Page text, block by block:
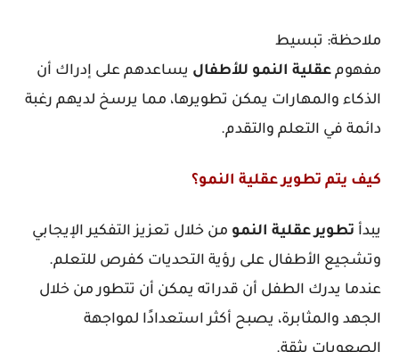
ملاحظة: تبسيط
مفهوم عقلية النمو للأطفال يساعدهم على إدراك أن
الذكاء والمهارات يمكن تطويرها، مما يرسخ لديهم رغبة
دائمة في التعلم والتقدم.
كيف يتم تطوير عقلية النمو؟
يبدأ تطوير عقلية النمو من خلال تعزيز التفكير الإيجابي
وتشجيع الأطفال على رؤية التحديات كفرص للتعلم.
عندما يدرك الطفل أن قدراته يمكن أن تتطور من خلال
الجهد والمثابرة، يصبح أكثر استعدادًا لمواجهة